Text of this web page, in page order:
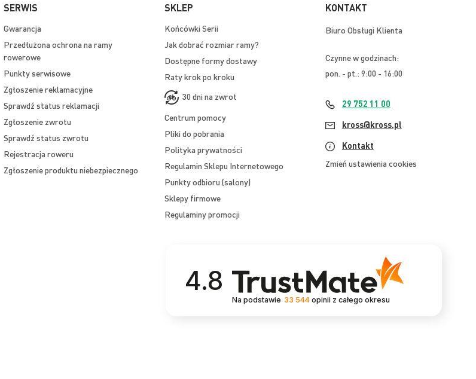
SERWIS
Gwarancja
Przedłużona ochrona na ramy
rowerowe
Punkty serwisowe
Zgłoszenie reklamacyjne
Sprawdź status reklamacji
Zgłoszenie zwrotu
Sprawdź status zwrotu
Rejestracja roweru
Zgłoszenie produktu niebezpiecznego
SKLEP
Końcówki Serii
Jak dobrać rozmiar ramy?
Dostępne formy dostawy
Raty krok po kroku
30 dni na zwrot
Centrum pomocy
Pliki do pobrania
Polityka prywatności
Regulamin Sklepu Internetowego
Punkty odbioru (salony)
Sklepy firmowe
Regulaminy promocji
KONTAKT
Biuro Obsługi Klienta
Czynne w godzinach:
pon. - pt.: 9:00 - 16:00
29 752 11 00
kross@kross.pl
Kontakt
Zmień ustawienia cookies
4.8
Na podstawie 33 544 opinii z całego okresu